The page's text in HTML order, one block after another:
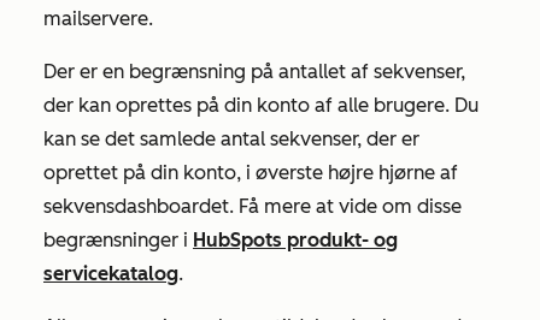
mailservere.
Der er en begrænsning på antallet af sekvenser,
der kan oprettes på din konto af alle brugere. Du
kan se det samlede antal sekvenser, der er
oprettet på din konto, i øverste højre hjørne af
sekvensdashboardet. Få mere at vide om disse
begrænsninger i HubSpots produkt- og
servicekatalog.